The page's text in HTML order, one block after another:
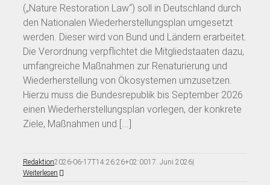
(„Nature Restoration Law“) soll in Deutschland durch
den Nationalen Wiederherstellungsplan umgesetzt
werden. Dieser wird von Bund und Ländern erarbeitet.
Die Verordnung verpflichtet die Mitgliedstaaten dazu,
umfangreiche Maßnahmen zur Renaturierung und
Wiederherstellung von Ökosystemen umzusetzen.
Hierzu muss die Bundesrepublik bis September 2026
einen Wiederherstellungsplan vorlegen, der konkrete
Ziele, Maßnahmen und [...]
Redaktion2026-06-17T14:26:26+02:0017. Juni 2026|
Weiterlesen